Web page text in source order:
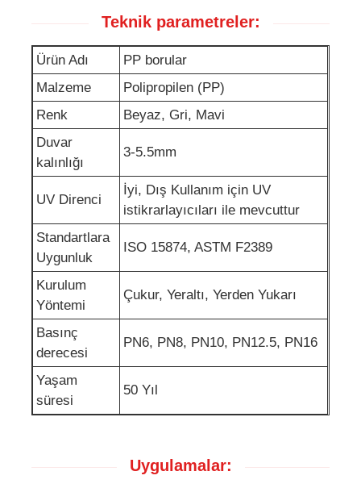
Teknik parametreler:
Ürün Adı
PP borular
Malzeme
Polipropilen (PP)
Renk
Beyaz, Gri, Mavi
Duvar
kalınlığı
3-5.5mm
UV Direnci
İyi, Dış Kullanım için UV
istikrarlayıcıları ile mevcuttur
Standartlara
Uygunluk
ISO 15874, ASTM F2389
Kurulum
Yöntemi
Çukur, Yeraltı, Yerden Yukarı
Basınç
derecesi
PN6, PN8, PN10, PN12.5, PN16
Yaşam
süresi
50 Yıl
Uygulamalar: